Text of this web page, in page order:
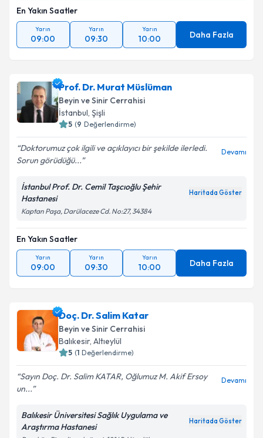
En Yakın Saatler
Yarın
09:00
Yarın
09:30
Yarın
10:00 Daha Fazla
Prof. Dr. Murat Müslüman
Beyin ve Sinir Cerrahisi
İstanbul, Şişli
5 (9 Değerlendirme)
Doktorumuz çok ilgili ve açıklayıcı bir şekilde ilerledi.
Sorun görüdüğü...
Devamı
İstanbul Prof. Dr. Cemil Taşcıoğlu Şehir
Hastanesi
Haritada Göster
Kaptan Paşa, Darülaceze Cd. No:27, 34384
En Yakın Saatler
Yarın
09:00
Yarın
09:30
Yarın
10:00 Daha Fazla
Doç. Dr. Salim Katar
Beyin ve Sinir Cerrahisi
Balıkesir, Altıeylül
5 (1 Değerlendirme)
Sayın Doç. Dr. Salim KATAR, Oğlumuz M. Akif Ersoy
un...
Devamı
Balıkesir Üniversitesi Sağlık Uygulama ve
Araştırma Hastanesi
Haritada Göster